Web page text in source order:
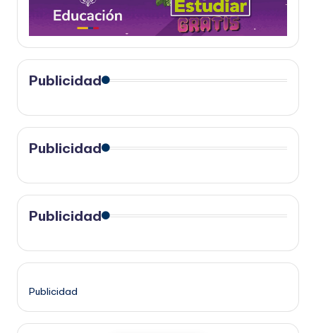
Publicidad
Publicidad
Publicidad
Publicidad